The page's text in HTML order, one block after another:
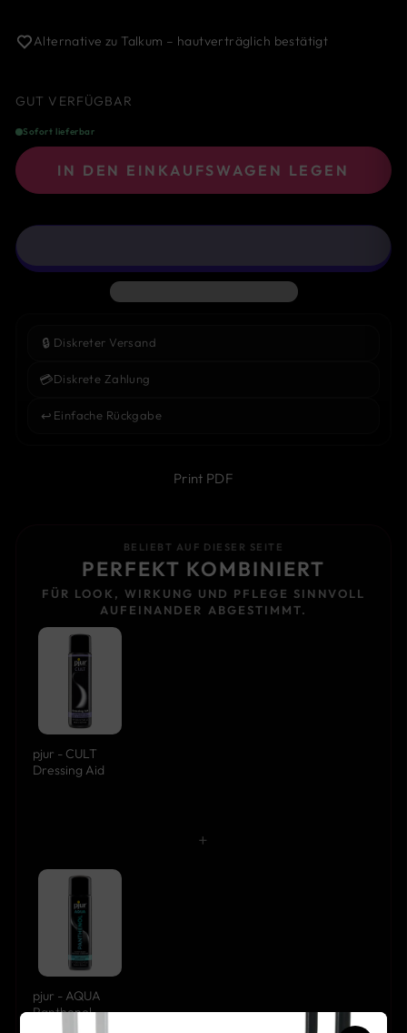
Alternative zu Talkum – hautverträglich bestätigt
GUT VERFÜGBAR
Sofort lieferbar
IN DEN EINKAUFSWAGEN LEGEN
🔒 Diskreter Versand
💳Diskrete Zahlung
↩️ Einfache Rückgabe
Print PDF
BELIEBT AUF DIESER SEITE
PERFEKT KOMBINIERT
FÜR LOOK, WIRKUNG UND PFLEGE SINNVOLL
AUFEINANDER ABGESTIMMT.
pjur - CULT
Dressing Aid
+
pjur - AQUA
Panthenol